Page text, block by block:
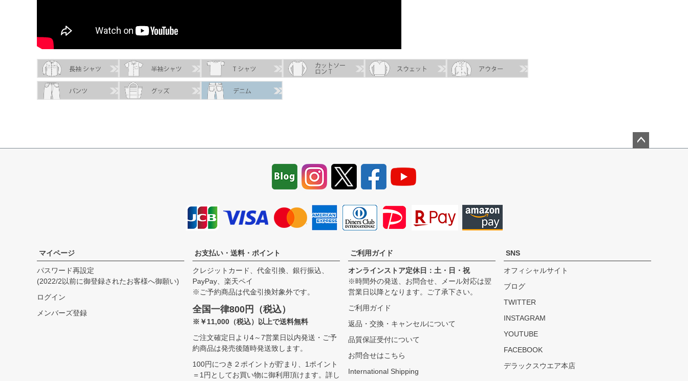
USL
76.5cm
マイページ
パスワード再設定
(2022/2以前に御登録されたお客様へ御願い)
ログイン
メンバーズ登録
お支払い・送料・ポイント
クレジットカード、代金引換、銀行振込、
PayPay、楽天ペイ
※ご予約商品は代金引換対象外です。
全国一律800円（税込）
※￥11,000（税込）以上で送料無料
ご注文確定日より4～7営業日以内発送・ご予
約商品は発売後随時発送致します。
100円につき２ポイントが貯まり、1ポイント
＝1円としてお買い物に御利用頂けます。 詳し
ご利用ガイド
オンラインストア定休日：土・日・祝
※時間外の発送、お問合せ、メール対応は翌
営業日以降となります。ご了承下さい。
ご利用ガイド
返品・交換・キャンセルについて
品質保証受付について
お問合せはこちら
International Shipping
SNS
オフィシャルサイト
ブログ
TWITTER
INSTAGRAM
YOUTUBE
FACEBOOK
デラックスウエア本店